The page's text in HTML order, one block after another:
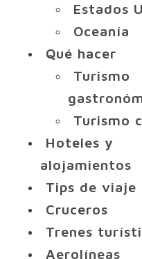
Estados
Oceanía
Qué hacer
Turismo
Turismo
Hoteles y
alojamientos
Tips de viaje
Cruceros
Trenes
Aerolíneas